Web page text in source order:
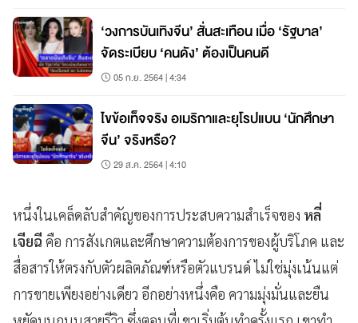
‘วงการบันเทิงจีน’ สั่นสะเทือน เมื่อ ‘รัฐบาล’
จัดระเบียบ ‘คนดัง’ ต้องเป็นคนดี
05 ก.ย. 2564 | 4:34
ไขข้อเท็จจริง อเมริกาและยุโรปแบน ‘นักศึกษา
จีน’ จริงหรือ?
29 ส.ค. 2564 | 4:10
หนึ่งในเคล็ดลับสำคัญของการประสบความสำเร็จของ หลี่
เจียฉี คือ การสังเกตและศึกษาความต้องการของผู้บริโภค และ
สื่อสารให้ตรงกับตัวผลิตภัณฑ์หรือตัวแบรนด์ ไม่ใช่มุ่งเน้นแต่
การขายเพียงอย่างเดียว อีกอย่างหนึ่งคือ ความมุ่งมั่นและยืน